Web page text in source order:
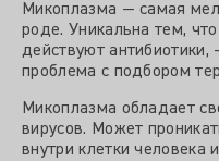
Микоплазма — самая
роде. Уникальна тем,
действуют антибиотики,
проблема с подбором
Микоплазма обладает
вирусов. Может
внутри клетки человека